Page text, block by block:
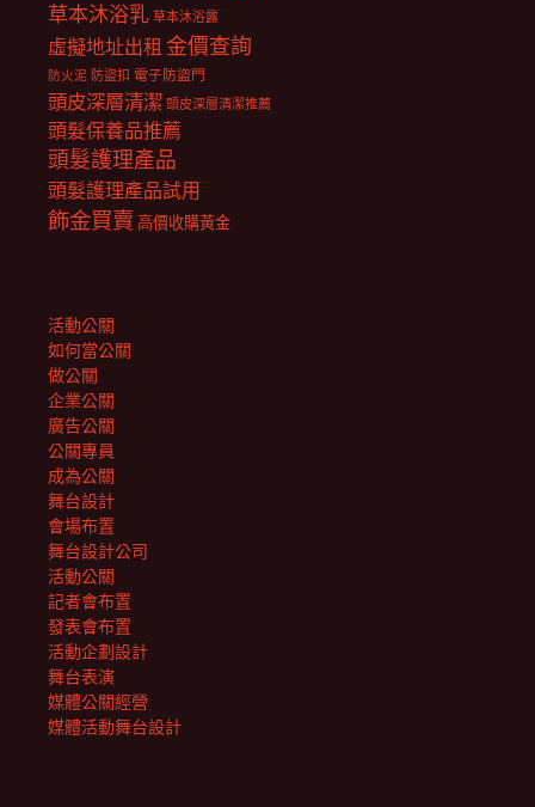
草本沐浴乳 草本沐浴露
虛擬地址出租 金價查詢
防火泥 防盜扣 電子防盜門
頭皮深層清潔 頭皮深層清潔推薦
頭髮保養品推薦
頭髮護理產品
頭髮護理產品試用
飾金買賣 高價收購黃金
活動公關
如何當公關
做公關
企業公關
廣告公關
公關專員
成為公關
舞台設計
會場布置
舞台設計公司
活動公關
記者會布置
發表會布置
活動企劃設計
舞台表演
媒體公關經營
媒體活動舞台設計